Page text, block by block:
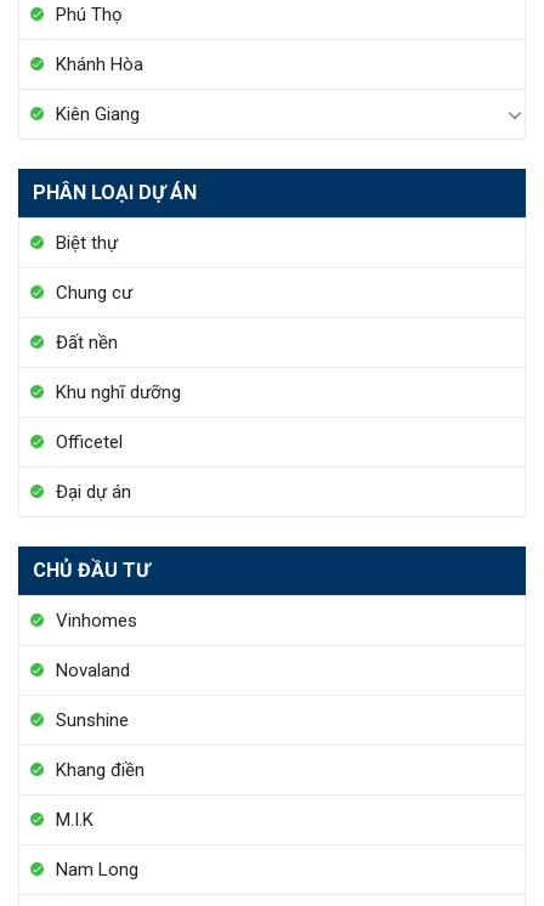
Phú Thọ
Khánh Hòa
Kiên Giang
PHÂN LOẠI DỰ ÁN
Biệt thự
Chung cư
Đất nền
Khu nghĩ dưỡng
Officetel
Đại dự án
CHỦ ĐẦU TƯ
Vinhomes
Novaland
Sunshine
Khang điền
M.I.K
Nam Long